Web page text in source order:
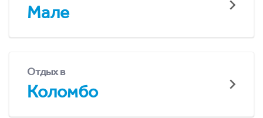
Мале
Отдых в
Коломбо